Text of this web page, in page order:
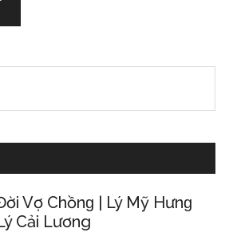
Vợ Chồnɡ | Lý Mỹ Hưnɡ
Cải Lương